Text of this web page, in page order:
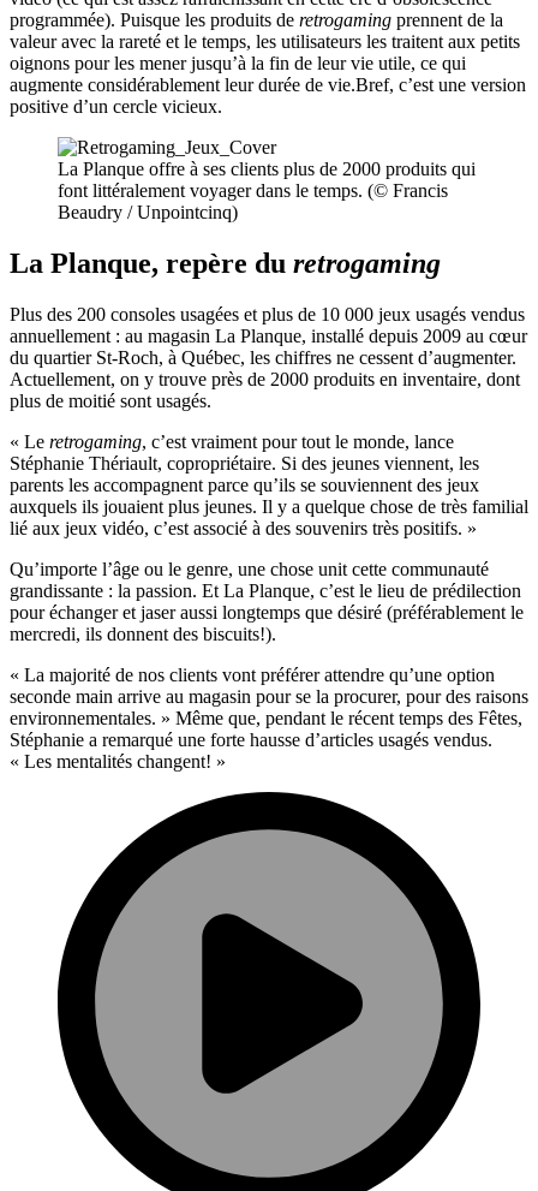
programmée). Puisque les produits de retrogaming prennent de la
valeur avec la rareté et le temps, les utilisateurs les traitent aux petits
oignons pour les mener jusqu’à la fin de leur vie utile, ce qui
augmente considérablement leur durée de vie.Bref, c’est une version
positive d’un cercle vicieux.
La Planque offre à ses clients plus de 2000 produits qui
font littéralement voyager dans le temps. (© Francis
Beaudry / Unpointcinq)
La Planque, repère du retrogaming
Plus des 200 consoles usagées et plus de 10 000 jeux usagés vendus
annuellement : au magasin La Planque, installé depuis 2009 au cœur
du quartier St-Roch, à Québec, les chiffres ne cessent d’augmenter.
Actuellement, on y trouve près de 2000 produits en inventaire, dont
plus de moitié sont usagés.
« Le retrogaming, c’est vraiment pour tout le monde, lance
Stéphanie Thériault, copropriétaire. Si des jeunes viennent, les
parents les accompagnent parce qu’ils se souviennent des jeux
auxquels ils jouaient plus jeunes. Il y a quelque chose de très familial
lié aux jeux vidéo, c’est associé à des souvenirs très positifs. »
Qu’importe l’âge ou le genre, une chose unit cette communauté
grandissante : la passion. Et La Planque, c’est le lieu de prédilection
pour échanger et jaser aussi longtemps que désiré (préférablement le
mercredi, ils donnent des biscuits!).
« La majorité de nos clients vont préférer attendre qu’une option
seconde main arrive au magasin pour se la procurer, pour des raisons
environnementales. » Même que, pendant le récent temps des Fêtes,
Stéphanie a remarqué une forte hausse d’articles usagés vendus.
« Les mentalités changent! »